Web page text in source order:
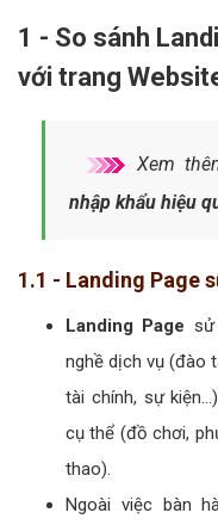
1 - So sánh
với trang
Xem
nhập khẩu hiệu
1.1 - Landing Page
Landing Page
nghề dịch vụ (đào
tài chính, sự
cụ thể (đồ chơi,
thao).
Ngoài việc bàn